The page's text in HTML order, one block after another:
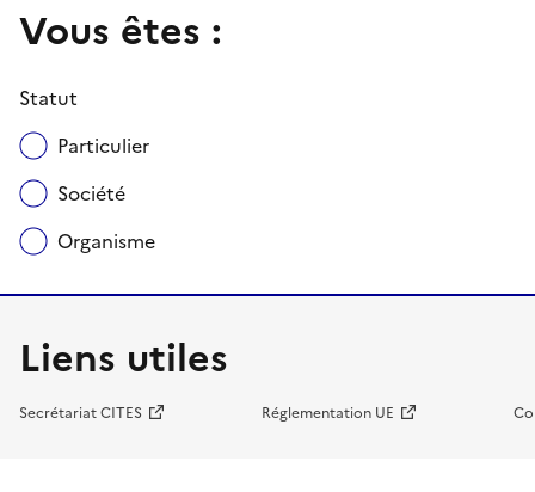
Vous êtes :
Statut
Particulier
Société
Organisme
Liens utiles
Secrétariat CITES Réglementation UE